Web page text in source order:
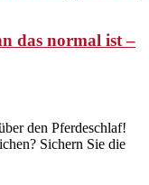
das normal ist –
den Pferdeschlaf!
Sichern Sie die